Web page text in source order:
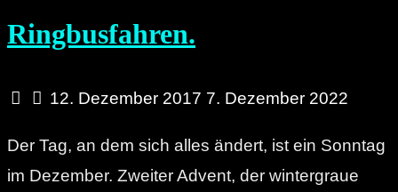
Ringbusfahren.
12. Dezember 2017 7. Dezember 2022
Der Tag, an dem sich alles ändert, ist ein Sonntag
im Dezember. Zweiter Advent, der wintergraue